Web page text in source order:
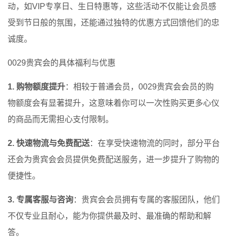
动，如VIP专享日、生日特惠等，这些活动不仅能让会员感
受到节日般的氛围，还能通过独特的优惠方式回馈他们的忠
诚度。
0029贵宾会的具体福利与优惠
1. 购物额度提升：相较于普通会员，0029贵宾会会员的购
物额度会有显著提升，这意味着你可以一次性购买更多心仪
的商品而无需担心支付限制。
2. 快速物流与免费配送：在享受快速物流的同时，部分平台
还会为贵宾会会员提供免费配送服务，进一步提升了购物的
便捷性。
3. 专属客服与咨询：贵宾会会员拥有专属的客服团队，他们
不仅专业且耐心，能为你提供最及时、最准确的帮助和解
答。